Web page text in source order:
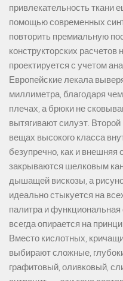
привлекательность ткани
помощью современных
повторить премиальную
конструкторских
проектируется с учетом
Европейские лекала
миллиметра, благодаря
плечах, а брюки не
вытягивают силуэт.
вещах высокого класса
безупречно, как и
закрываются шелковым
дышащей вискозы, а
идеально стыкуется на
палитра и
всегда опирается на
Вместо кислотных,
выбирают сложные,
графитовый, оливковый,